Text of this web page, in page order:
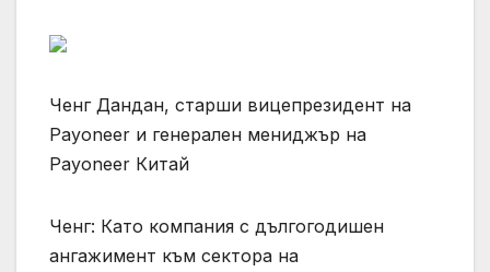
Ченг Дандан, старши вицепрезидент на
Payoneer и генерален мениджър на
Payoneer Китай
Ченг: Като компания с дългогодишен
ангажимент към сектора на